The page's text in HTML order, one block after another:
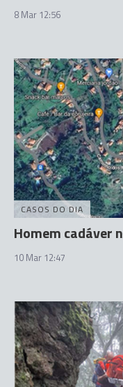
8 Mar 12:56
CASOS DO DIA
Homem cadáver
10 Mar 12:47